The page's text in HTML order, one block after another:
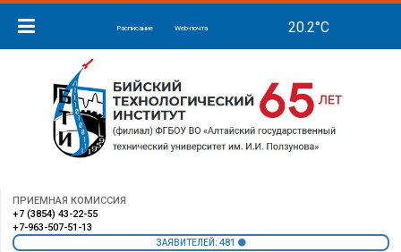
Расписание Web-почта
ПРИЕМНАЯ КОМИССИЯ
+7 (3854) 43-22-55
+7-963-507-51-13
ЗАЯВИТЕЛЕЙ: 481